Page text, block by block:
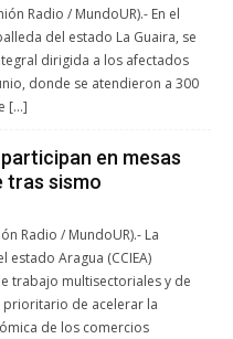
Radio / MundoUR).- En el
del estado La Guaira, se
dirigida a los afectados
donde se atendieron a 300
[…]
en mesas
tras sismo
Radio / MundoUR).- La
estado Aragua (CCIEA)
trabajo multisectoriales y de
prioritario de acelerar la
de los comercios